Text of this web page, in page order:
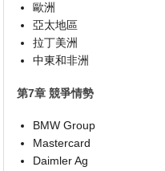
歐洲
亞太地區
拉丁美洲
中東和非洲
第7章 競爭情勢
BMW Group
Mastercard
Daimler Ag